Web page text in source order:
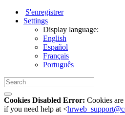
S'enregistrer
Settings
Display language:
English
Español
Français
Português
Cookies Disabled Error: Cookies
if you need help at <